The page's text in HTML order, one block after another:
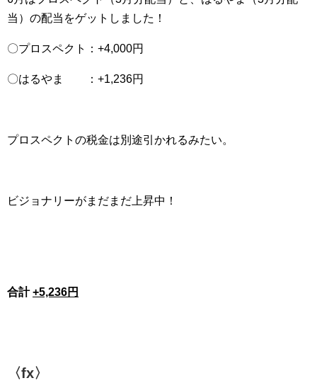
当）の配当をゲットしました！
〇プロスペクト：+4,000円
〇はるやま ：+1,236円
プロスペクトの税金は別途引かれるみたい。
ビジョナリーがまだまだ上昇中！
合計+5,236円
〈fx〉